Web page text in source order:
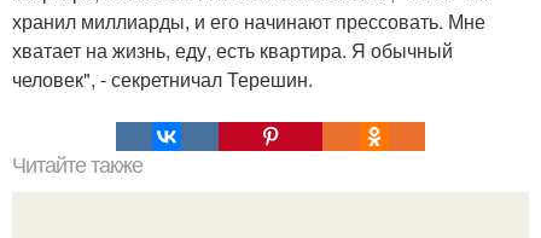
хранил миллиарды, и его начинают прессовать. Мне
хватает на жизнь, еду, есть квартира. Я обычный
человек", - секретничал Терешин.
Читайте также